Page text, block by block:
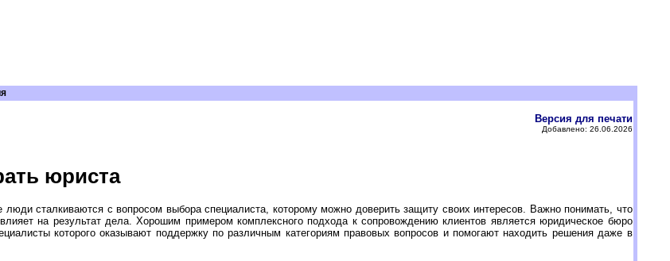
Версия для печати
Добавлено: 26.06.2026
юриста
люди сталкиваются с вопросом выбора специалиста, которому можно доверить защиту своих интересов. Важно понимать, что
на результат дела. Хорошим примером комплексного подхода к сопровождению клиентов является юридическое бюро
которого оказывают поддержку по различным категориям правовых вопросов и помогают находить решения даже в